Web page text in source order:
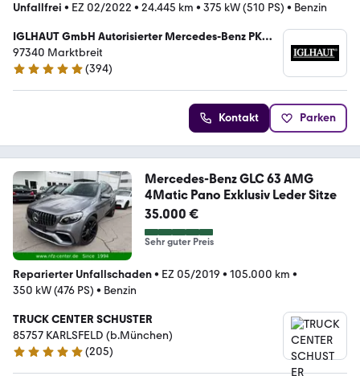
Unfallfrei • EZ 02/2022 • 24.445 km • 375 kW (510 PS) • Benzin
IGLHAUT GmbH Autorisierter Mercedes-Benz PKW
und Transporter Service
97340 Marktbreit
4.8 Sterne
(394)
Kontakt Parken
Mercedes-Benz GLC 63 AMG
4Matic Pano Exklusiv Leder Sitze
35.000 €
Sehr guter Preis
Reparierter Unfallschaden• EZ 05/2019 • 105.000 km •
350 kW (476 PS) • Benzin
TRUCK CENTER SCHUSTER
85757 KARLSFELD (b.München)
5 Sterne
(205)